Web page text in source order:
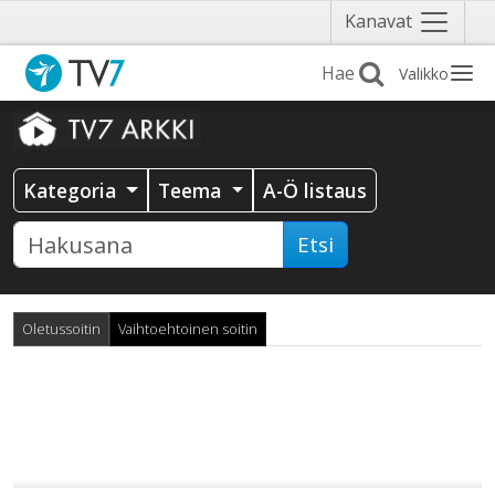
Kanavat Näytä
valikko
Valikko
Kategoria Teema A-Ö listaus
Etsi
Oletussoitin Vaihtoehtoinen soitin